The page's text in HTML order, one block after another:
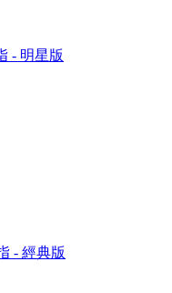
- 明星版
- 經典版